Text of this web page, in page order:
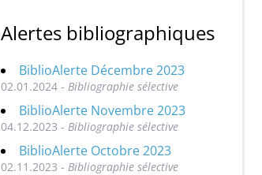
Alertes bibliographiques
BiblioAlerte Décembre 2023
02.01.2024 - Bibliographie sélective
BiblioAlerte Novembre 2023
04.12.2023 - Bibliographie sélective
BiblioAlerte Octobre 2023
02.11.2023 - Bibliographie sélective